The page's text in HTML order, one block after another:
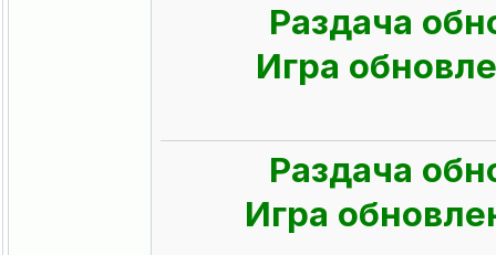
Раздача
Игра
Раздача
Игра